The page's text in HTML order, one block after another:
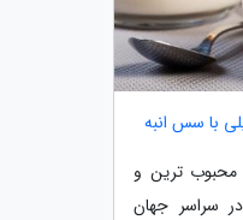
با سس انبه
محبوب ترین و
سراسر جهان